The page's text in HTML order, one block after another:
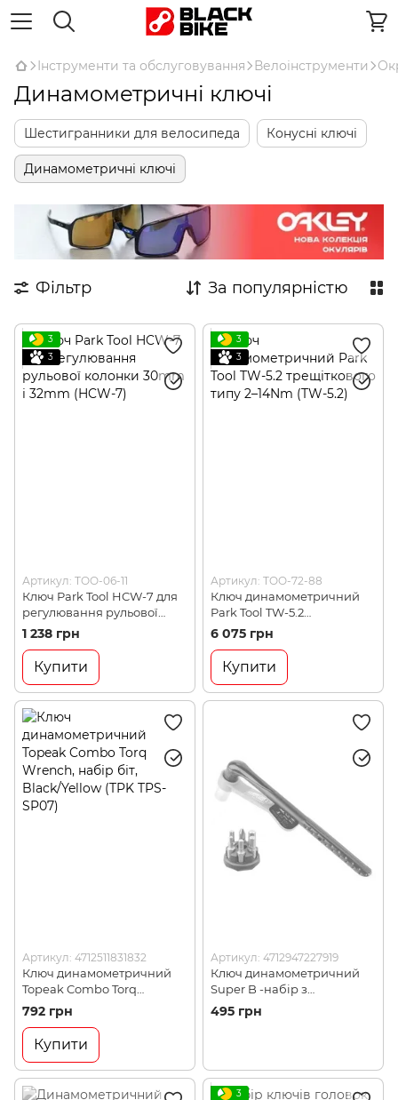
Інструменти та обслуговування Велоінструменти
Динамометричні ключі
Шестигранники для велосипеда Конусні ключі
Динамометричні ключі
Фільтр За популярністю
3
3
Артикул: TOO-06-11
Ключ Park Tool HCW-7 для
регулювання рульової
колонки 30mm і 32mm
(HCW-7)
1 238 грн
Купити
3
3
Артикул: TOO-72-88
Ключ динамометричний
Park Tool TW-5.2
трещіткового типу 2–14Nm
6 075 грн
Купити
Артикул: 4712511831832
Ключ динамометричний
Topeak Combo Torq
Wrench, набір біт,
Black/Yellow (TPK TPS-SP07)
792 грн
Купити
Артикул: 4712947227919
Ключ динамометричний
Super B -набір з
шестигранників 3, 4, 5, 6
мм, Torx® 25 та хрестової
495 грн
3